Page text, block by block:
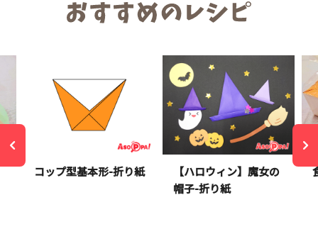
コップ型基本形-折り紙
【ハロウィン】魔女の
帽子-折り紙